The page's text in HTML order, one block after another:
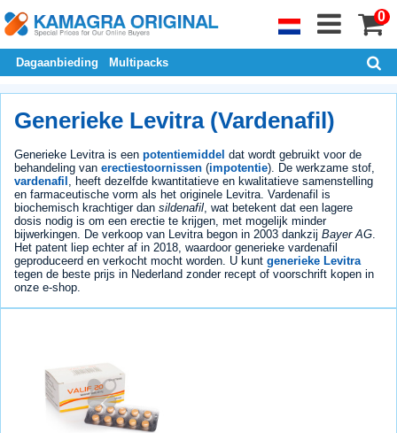
0
Dagaanbieding Multipacks
Generieke Levitra (Vardenafil)
Generieke Levitra is een potentiemiddel dat wordt gebruikt voor de
behandeling van erectiestoornissen (impotentie). De werkzame stof,
vardenafil , heeft dezelfde kwantitatieve en kwalitatieve samenstelling
en farmaceutische vorm als het originele Levitra. Vardenafil is
biochemisch krachtiger dan sildenafil, wat betekent dat een lagere
dosis nodig is om een erectie te krijgen, met mogelijk minder
bijwerkingen. De verkoop van Levitra begon in 2003 dankzij Bayer AG.
Het patent liep echter af in 2018, waardoor generieke vardenafil
geproduceerd en verkocht mocht worden. U kunt generieke Levitra
tegen de beste prijs in Nederland zonder recept of voorschrift kopen in
onze e-shop.